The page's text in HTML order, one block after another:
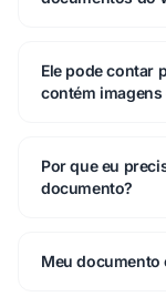
Ele pode contar
contém
Por que eu
documento?
Meu documento